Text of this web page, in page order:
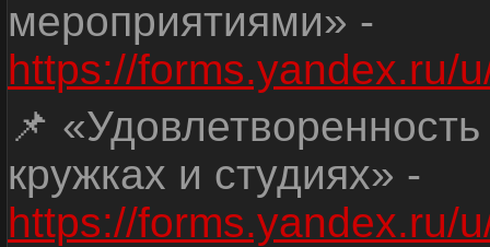
мероприятиями» -
https://forms.yandex.ru/
📌
кружках и студиях» -
https://forms.yandex.ru/